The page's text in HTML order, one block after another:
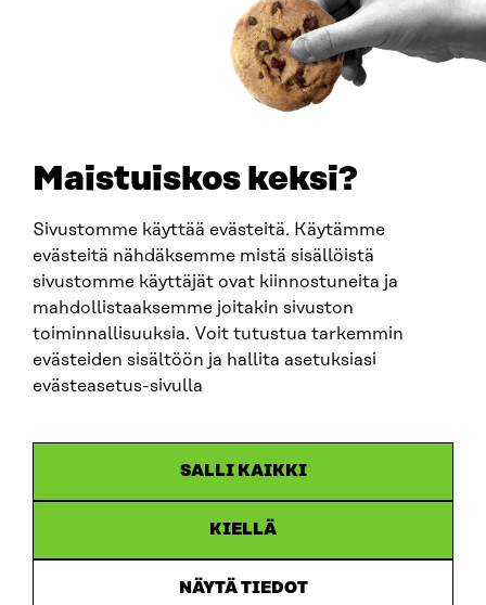
Maistuiskos keksi?
Sivustomme käyttää evästeitä. Käytämme
evästeitä nähdäksemme mistä sisällöistä
sivustomme käyttäjät ovat kiinnostuneita ja
mahdollistaaksemme joitakin sivuston
toiminnallisuuksia. Voit tutustua tarkemmin
evästeiden sisältöön ja hallita asetuksiasi
evästeasetus-sivulla
SALLI KAIKKI
KIELLÄ
NÄYTÄ TIEDOT
firstname.lastname@sitra.fi
SITRA ON SOCIAL MEDIA
LinkedIn
Instagram